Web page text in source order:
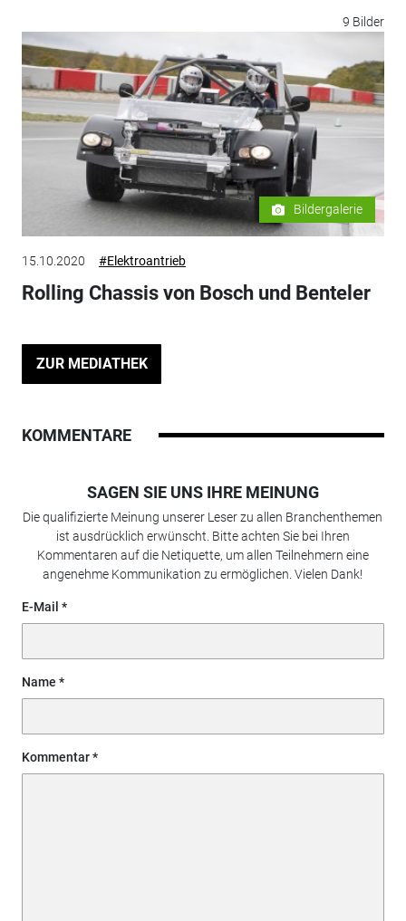
9 Bilder
Bildergalerie
15.10.2020 #Elektroantrieb
Rolling Chassis von Bosch und Benteler
ZUR MEDIATHEK
KOMMENTARE
SAGEN SIE UNS IHRE MEINUNG
Die qualifizierte Meinung unserer Leser zu allen Branchenthemen
ist ausdrücklich erwünscht. Bitte achten Sie bei Ihren
Kommentaren auf die Netiquette, um allen Teilnehmern eine
angenehme Kommunikation zu ermöglichen. Vielen Dank!
E-Mail
Name
Kommentar